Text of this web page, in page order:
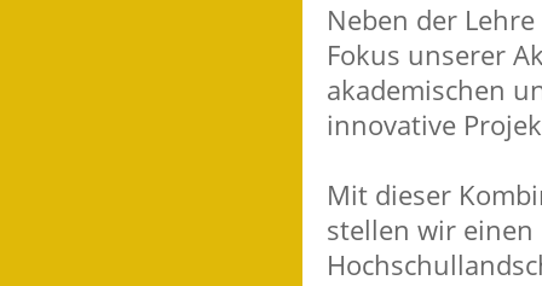
Neben der
Fokus unserer
akademischen
innovative
Mit dieser
stellen wir